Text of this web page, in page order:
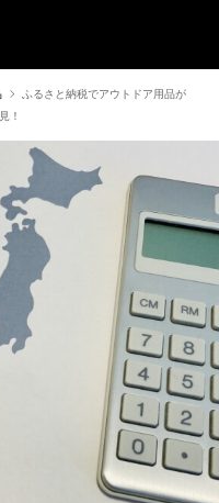
ふるさと納税でアウトドア用品が
！